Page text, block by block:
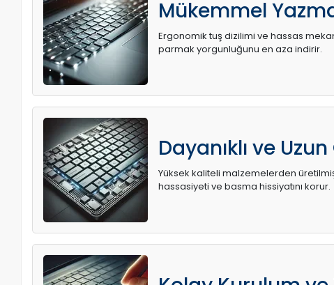
Mükemmel
Ergonomik tuş dizilimi ve hassas
parmak yorgunluğunu en aza indirir.
Dayanıklı ve
Yüksek kaliteli malzemelerden üretilmiş
hassasiyeti ve basma hissiyatını korur.